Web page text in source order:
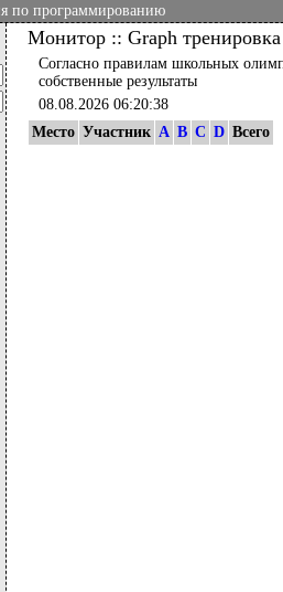
по программированию
Монитор :: Graph тренировка
Согласно правилам школьных
собственные результаты
08.08.2026 06:20:38
Место Участник A B C D Всего